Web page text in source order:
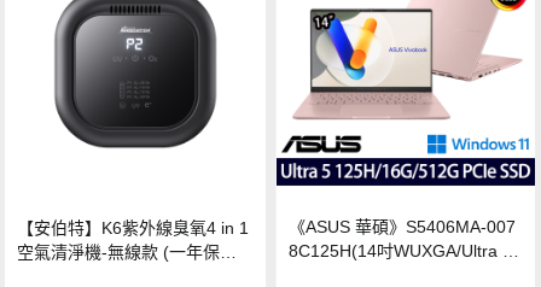
【安伯特】K6紫外線臭氧4 in 1
空氣清淨機-無線款 (一年保固)
《ASUS 華碩》S5406MA-007
8C125H(14吋WUXGA/Ultra 5